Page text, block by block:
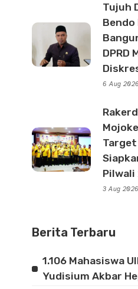
Tujuh
Bendo
DPRD
6 Aug 2026
Target
Pilwali
3 Aug 2026
Berita Terbaru
1.106 Mahasiswa
Yudisium Akbar